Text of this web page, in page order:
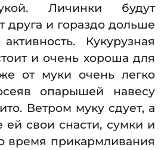
Личинки будут
друга и гораздо дольше
Кукурузная
и очень хороша для
от муки очень легко
опарышей навесу
Ветром муку сдует, а
ей свои снасти, сумки и
время прикармливания